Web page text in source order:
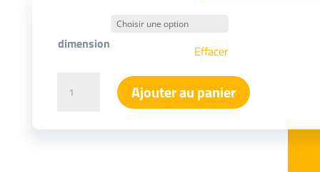
dimension
Effacer
Ajouter au panier